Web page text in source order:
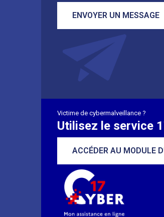
ENVOYER UN MESSAGE
Victime de cybermalveillance ?
Utilisez le service
ACCÉDER AU MODULE